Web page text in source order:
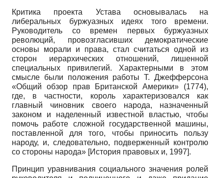
Критика проекта Устава основывалась на
либеральных буржуазных идеях того времени.
Руководитель со времен первых буржуазных
революций, провозгласивших демократические
основы морали и права, стал считаться одной из
сторон иерархических отношений, лишенной
специальных привилегий. Характерными в этом
смысле были положения работы Т. Джефферсо­на
«Общий обзор прав Британской Америки» (1774),
где, в частности, король характеризовался как
главный чиновник своего народа, назначенный
законом и наделенный известной властью, чтобы
помочь работе сложной государственной машины,
поставленной для того, чтобы приносить пользу
народу, и, следовательно, подверженный контролю
со стороны народа» [История правовых и, 1997].
Принцип уравнивания социального значения ролей